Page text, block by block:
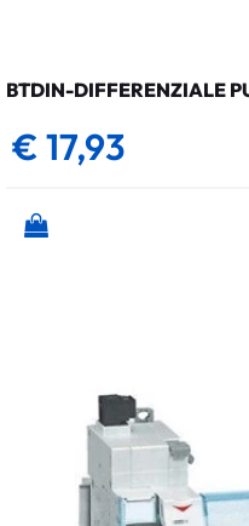
BTDIN-DIFFERENZIALE
€ 17,93
Quantità